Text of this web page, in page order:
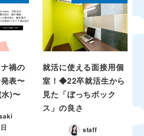
禍の
表〜
)〜
就活に使える面接用個
室！◆22卒就活生から
見た「ぼっちボック
ス」の良さ
staff